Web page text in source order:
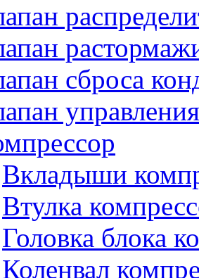
сброса
управления
Вкладыши
Втулка
Головка блока
Коленвал